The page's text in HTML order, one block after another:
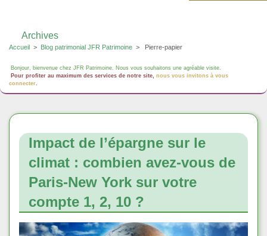
Archives
Accueil > Blog patrimonial JFR Patrimoine > Pierre-papier
Bonjour, bienvenue chez JFR Patrimoine. Nous vous souhaitons une agréable visite.
Pour profiter au maximum des services de notre site, nous vous invitons à vous
connecter.
Impact de l’épargne sur le
climat : combien avez-vous de
Paris-New York sur votre
compte 1, 2, 10 ?